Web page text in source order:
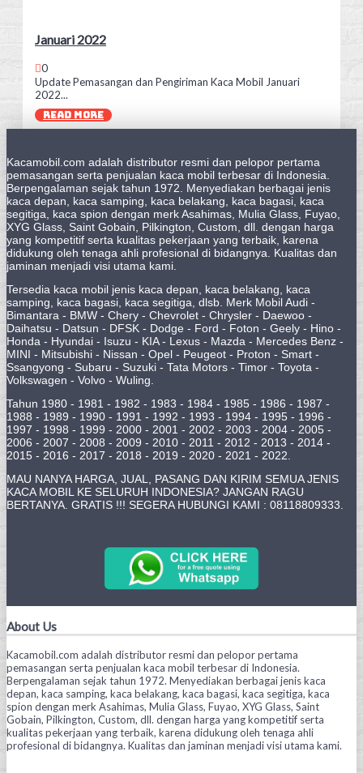
Januari 2022
0
Update Pemasangan dan Pengiriman Kaca Mobil Januari
2022...
READ MORE
Kacamobil.com adalah distributor resmi dan pelopor pertama
pemasangan serta penjualan kaca mobil terbesar di Indonesia.
Berpengalaman sejak tahun 1972. Menyediakan berbagai jenis
kaca depan, kaca samping, kaca belakang, kaca bagasi, kaca
segitiga, kaca spion dengan merk Asahimas, Mulia Glass, Fuyao,
XYG Glass, Saint Gobain, Pilkington, Custom, dll. dengan harga
yang kompetitif serta kualitas pekerjaan yang terbaik, karena
didukung oleh tenaga ahli profesional di bidangnya. Kualitas dan
jaminan menjadi visi utama kami.
Tersedia kaca mobil jenis kaca depan, kaca belakang, kaca
samping, kaca bagasi, kaca segitiga, dlsb. Merk Mobil Audi -
Bimantara - BMW - Chery - Chevrolet - Chrysler - Daewoo -
Daihatsu - Datsun - DFSK - Dodge - Ford - Foton - Geely - Hino -
Honda - Hyundai - Isuzu - KIA - Lexus - Mazda - Mercedes Benz -
MINI - Mitsubishi - Nissan - Opel - Peugeot - Proton - Smart -
Ssangyong - Subaru - Suzuki - Tata Motors - Timor - Toyota -
Volkswagen - Volvo - Wuling.
Tahun 1980 - 1981 - 1982 - 1983 - 1984 - 1985 - 1986 - 1987 -
1988 - 1989 - 1990 - 1991 - 1992 - 1993 - 1994 - 1995 - 1996 -
1997 - 1998 - 1999 - 2000 - 2001 - 2002 - 2003 - 2004 - 2005 -
2006 - 2007 - 2008 - 2009 - 2010 - 2011 - 2012 - 2013 - 2014 -
2015 - 2016 - 2017 - 2018 - 2019 - 2020 - 2021 - 2022.
MAU NANYA HARGA, JUAL, PASANG DAN KIRIM SEMUA JENIS
KACA MOBIL KE SELURUH INDONESIA? JANGAN RAGU
BERTANYA. GRATIS !!! SEGERA HUBUNGI KAMI : 08118809333.
About Us
Kacamobil.com adalah distributor resmi dan pelopor pertama
pemasangan serta penjualan kaca mobil terbesar di Indonesia.
Berpengalaman sejak tahun 1972. Menyediakan berbagai jenis kaca
depan, kaca samping, kaca belakang, kaca bagasi, kaca segitiga, kaca
spion dengan merk Asahimas, Mulia Glass, Fuyao, XYG Glass, Saint
Gobain, Pilkington, Custom, dll. dengan harga yang kompetitif serta
kualitas pekerjaan yang terbaik, karena didukung oleh tenaga ahli
profesional di bidangnya. Kualitas dan jaminan menjadi visi utama kami.